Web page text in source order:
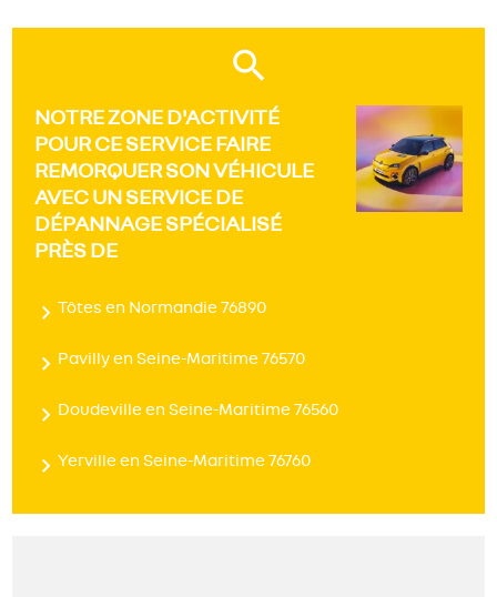
NOTRE ZONE D'ACTIVITÉ
POUR CE SERVICE FAIRE
REMORQUER SON VÉHICULE
AVEC UN SERVICE DE
DÉPANNAGE SPÉCIALISÉ
PRÈS DE
Tôtes en Normandie 76890
Pavilly en Seine-Maritime 76570
Doudeville en Seine-Maritime 76560
Yerville en Seine-Maritime 76760